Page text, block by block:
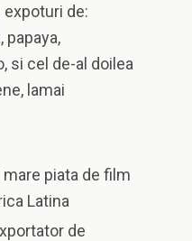
de:
papaya,
si cel de-al doilea
lamai
piata de film
Latina
de